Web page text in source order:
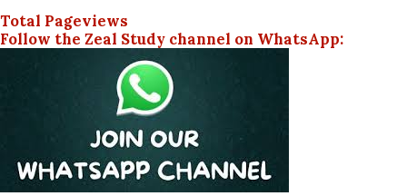
Total Pageviews
Follow the Zeal Study channel on WhatsApp: